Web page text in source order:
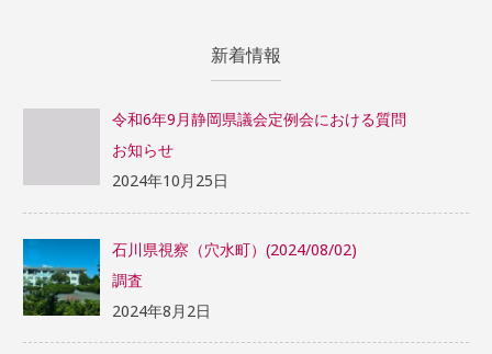
新着情報
令和6年9月静岡県議会定例会における質問
お知らせ
2024年10月25日
石川県視察（穴水町）(2024/08/02)
調査
2024年8月2日